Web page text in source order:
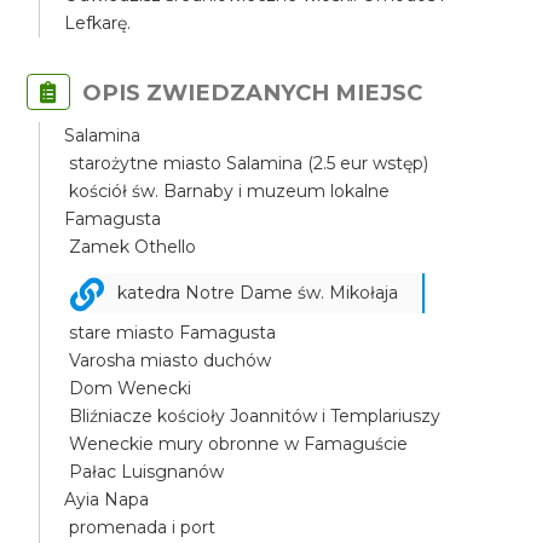
Lefkarę.
OPIS ZWIEDZANYCH MIEJSC
Salamina
starożytne miasto Salamina (2.5 eur wstęp)
kościół św. Barnaby i muzeum lokalne
Famagusta
Zamek Othello
katedra Notre Dame św. Mikołaja
stare miasto Famagusta
Varosha miasto duchów
Dom Wenecki
Bliźniacze kościoły Joannitów i Templariuszy
Weneckie mury obronne w Famaguście
Pałac Luisgnanów
Ayia Napa
promenada i port